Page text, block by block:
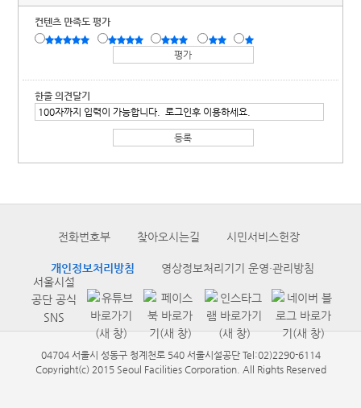
컨텐츠 만족도 평가
한줄 의견달기
전화번호부 찾아오시는길 시민서비스헌장
개인정보처리방침
영상정보처리기기 운영·관리방침
서울시설
공단 공식
SNS
04704 서울시 성동구 청계천로 540 서울시설공단 Tel:02)2290-6114
Copyright(c) 2015 Seoul Facilities Corporation. All Rights Reserved